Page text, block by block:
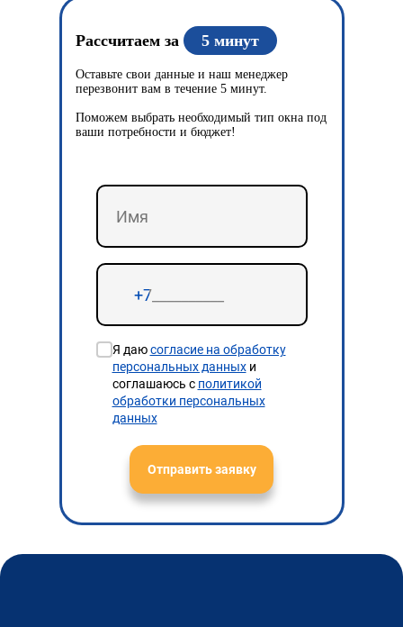
Рассчитаем за 5 минут
Оставьте свои данные и наш менеджер
перезвонит вам в течение 5 минут.
Поможем выбрать необходимый тип окна под
ваши потребности и бюджет!
Я даюсогласие на обработку
персональных данныхи
соглашаюсь с политикой
обработки персональных
данных
Отправить заявку